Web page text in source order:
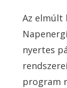
Az elmúlt
nyertes
program